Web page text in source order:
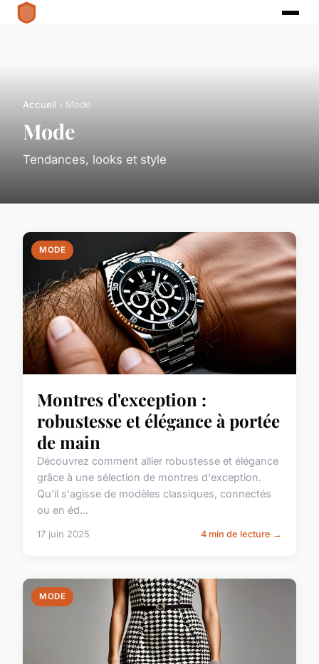
Accueil › Mode
Mode
Tendances, looks et style
MODE
Montres d'exception :
robustesse et élégance à portée
de main
Découvrez comment allier robustesse et élégance
grâce à une sélection de montres d'exception.
Qu'il s'agisse de modèles classiques, connectés
ou en éd...
17 juin 2025 4 min de lecture →
MODE